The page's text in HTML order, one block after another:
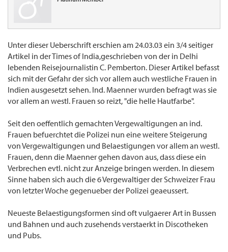
Unter dieser Ueberschrift erschien am 24.03.03 ein 3/4 seitiger
Artikel in der Times of India,geschrieben von der in Delhi
lebenden Reisejournalistin C. Pemberton. Dieser Artikel befasst
sich mit der Gefahr der sich vor allem auch westliche Frauen in
Indien ausgesetzt sehen. Ind. Maenner wurden befragt was sie
vor allem an westl. Frauen so reizt, "die helle Hautfarbe".
Seit den oeffentlich gemachten Vergewaltigungen an ind.
Frauen befuerchtet die Polizei nun eine weitere Steigerung
von Vergewaltigungen und Belaestigungen vor allem an westl.
Frauen, denn die Maenner gehen davon aus, dass diese ein
Verbrechen evtl. nicht zur Anzeige bringen werden. In diesem
Sinne haben sich auch die 6 Vergewaltiger der Schweizer Frau
von letzter Woche gegenueber der Polizei geaeussert.
Neueste Belaestigungsformen sind oft vulgaerer Art in Bussen
und Bahnen und auch zusehends verstaerkt in Discotheken
und Pubs.